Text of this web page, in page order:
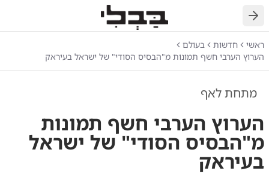
חזרה
ראשי חדשות
בעולם
הערוץ הערבי חשף תמונות מ"הבסיס הסודי" של ישראל בעיראק
מתחת לאף
הערוץ הערבי חשף תמונות
מ"הבסיס הסודי" של ישראל
בעיראק